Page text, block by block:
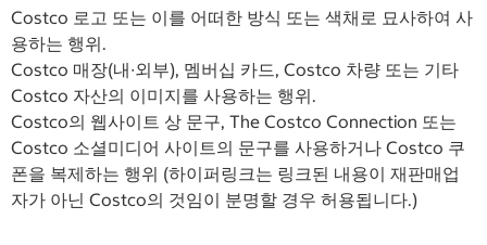
Costco 로고 또는 이를 어떠한 방식 또는 색채로 묘사하여 사
용하는 행위.
Costco 매장(내∙외부), 멤버십 카드, Costco 차량 또는 기타
Costco 자산의 이미지를 사용하는 행위.
Costco의 웹사이트 상 문구, The Costco Connection 또는
Costco 소셜미디어 사이트의 문구를 사용하거나 Costco 쿠
폰을 복제하는 행위 (하이퍼링크는 링크된 내용이 재판매업
자가 아닌 Costco의 것임이 분명할 경우 허용됩니다.)